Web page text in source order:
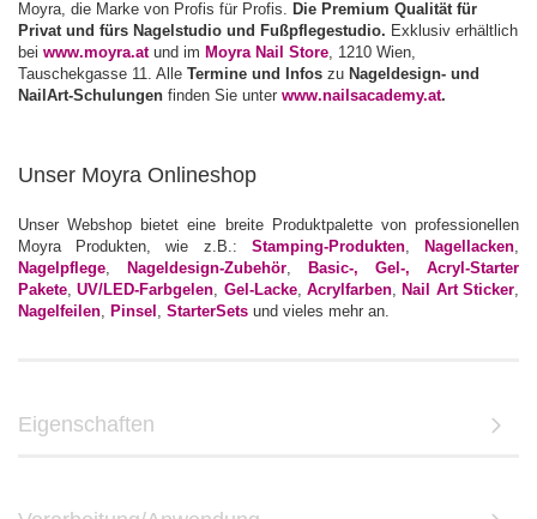
Moyra, die Marke von Profis für Profis. Die Premium Qualität für
Privat und fürs Nagelstudio und Fußpflegestudio. Exklusiv erhältlich
bei www.moyra.atund im Moyra Nail Store , 1210 Wien,
Tauschekgasse 11. Alle Termine und Infos zu Nageldesign- und
NailArt-Schulungen finden Sie unter www.nailsacademy.at.
Unser Moyra Onlineshop
Unser Webshop bietet eine breite Produktpalette von professionellen
Moyra Produkten, wie z.B.: Stamping-Produkten, Nagellacken
Nagelpflege
Nageldesign-Zubehör
Basic-, Gel-, Acryl-Starter
Pakete ,UV/LED-Farbgelen Gel-Lacke,Acrylfarben ,Nail Art Sticker
Nagelfeilen Pinsel StarterSets und vieles mehr an.
Eigenschaften